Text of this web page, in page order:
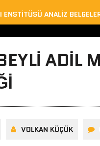
ENSTITÜSÜ ANALIZ
ADIL
VOLKAN KÜÇÜK